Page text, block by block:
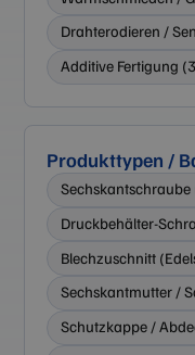
Drahterodieren /
Additive Fertigung
Produkttypen /
Druckbehälter-
Blechzuschnitt
Sechskantmutter /
Schutzkappe /